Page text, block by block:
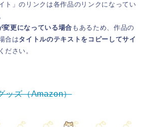
ト」のリンクは各作品のリンクになってい
変更になっている場合 もあるため、作品の
合はタイトルのテキストをコピーしてサイ
ださい。
ッズ（Amazon）